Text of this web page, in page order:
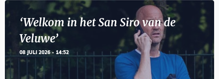
‘Welkom in het San Siro van de
Veluwe’
08 JULI 2026 - 14:52